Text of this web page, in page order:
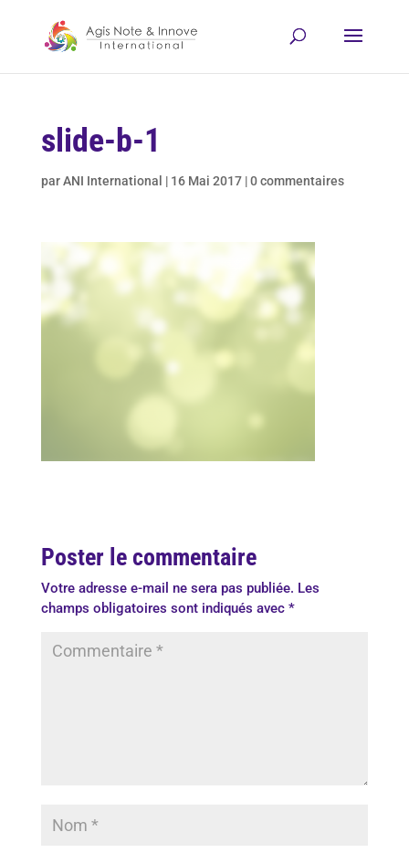
slide-b-1
parANI International | 16 Mai 2017|0 commentaires
Poster le commentaire
Votre adresse e-mail ne sera pas publiée. Les
champs obligatoires sont indiqués avec *